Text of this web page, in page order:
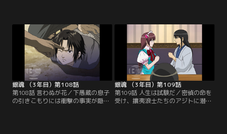
が、チームのメンバーに間違えて危
険なドリンクを飲ませてしまったた
め、責任を取って急遽メンバーを集
めることになる。そして銀時はいつ
ものメンツを連れて試合に出場する
ことに…！【提供：バンダイチャン
ネル】
説得を試みる銀時たちだったが、鬱
蔵には全く効果がない。打つ手がな
くなり、組員たちからのプレッシャ
ーで絶体絶命の銀時たちの前に組の
若頭、中村京次郎が現れて…。【提
供：バンダイチャンネル】
銀魂 （3年目）第108話
第108話 言わぬが花／下愚蔵の息子
の引きこもりには衝撃の事実が隠さ
銀魂 （3年目）第109話
第109話 人生は試験だ／密偵の命を
受け、攘夷浪士たちのアジトに潜入
を試みる山崎。彼に与えられた任務